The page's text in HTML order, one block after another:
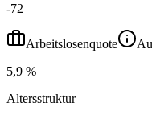
-72
Arbeitslosenquote
5,9 %
Altersstruktur